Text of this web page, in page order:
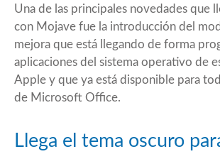
Una de las principales novedades que
con Mojave fue la introducción del
mejora que está llegando de forma
aplicaciones del sistema operativo de
Apple y que ya está disponible para
de Microsoft Office.
Llega el tema oscuro